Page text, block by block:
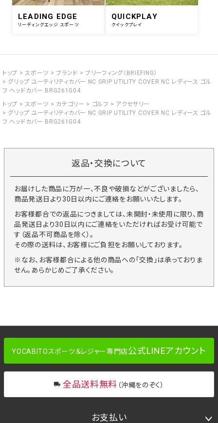
LEADING EDGE
リーディングエッジ スポーツ
QUICKPLAY
クイックプレイ
トップ スポーツ ブランド
ブリーフィング（BRIEFING）
グリップ ユーティリティカバー NC GRIP UTILITY COVER NC レディース ゴル
フ ヘッドカバー BRG261G04
トップ
スポーツ カテゴリー ゴルフ
アクセサリー
グリップ ユーティリティカバー NC GRIP UTILITY COVER NC レディース ゴル
フ ヘッドカバー BRG261G04
返品・交換について
お届けした商品に万が一、不良や破損などがございましたら、
商品発送日より30日以内にご連絡をお願いいたします。
お客様都合での返品につきましては、未開封・未使用に限り、商
品発送日より30日以内にご連絡をいただければお受け可能で
す（返品不可商品を除く）。
その際の送料は、お客様にご負担をお願いしております。
※なお、お客様都合による他の商品への「交換」は承っておりま
せん。あらかじめご了承ください。
YOCABITOスポーツ＆レジャー専門店公式LINEアカウント
全品送料無料 （沖縄をのぞく）
お支払い